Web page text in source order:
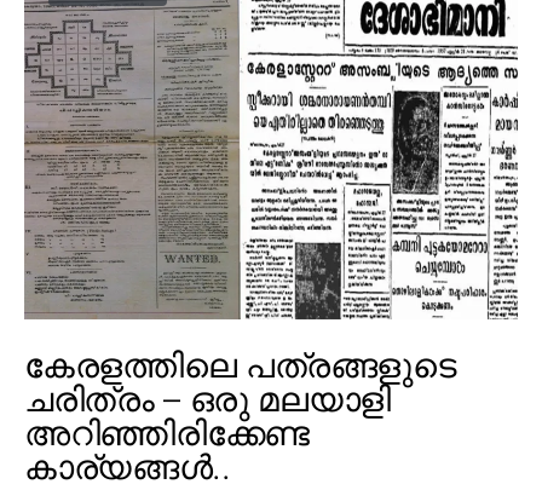
കേരളത്തിലെ പത്രങ്ങളുടെ
ചരിത്രം – ഒരു മലയാളി
അറിഞ്ഞിരിക്കേണ്ട
കാര്യങ്ങൾ..